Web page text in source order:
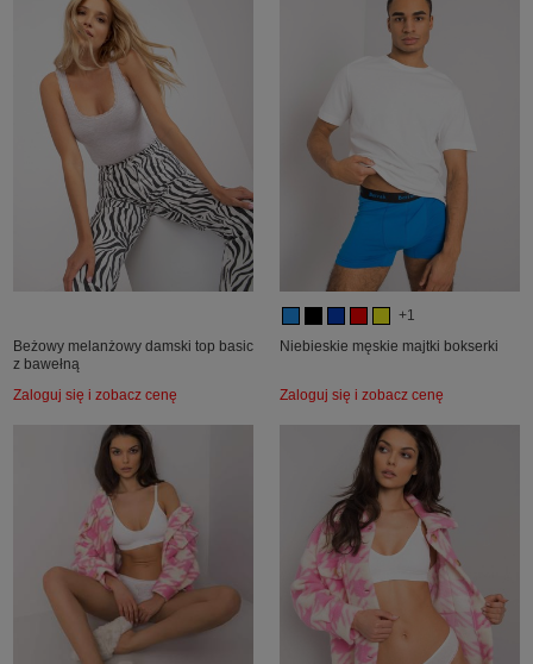
Beżowy melanżowy damski top basic
z bawełną
Zaloguj się i zobacz cenę
+1
Niebieskie męskie majtki bokserki
Zaloguj się i zobacz cenę